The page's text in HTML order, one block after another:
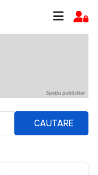
CAUTARE